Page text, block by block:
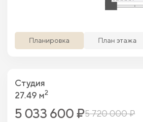
Планировка План этажа
Студия
27.49 м2
5 033 600 ₽5 720 000 ₽